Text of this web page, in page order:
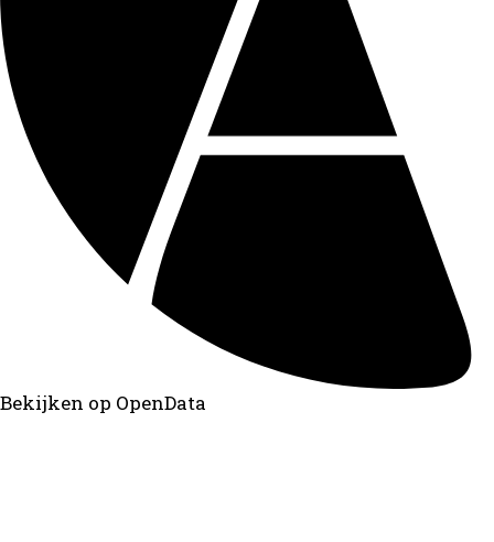
Bekijken op OpenData